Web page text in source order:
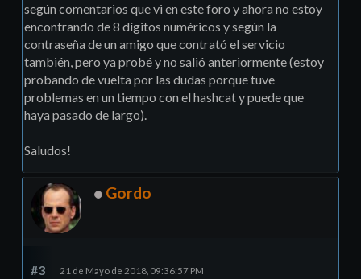
según comentarios que vi en este foro y ahora no estoy
encontrando de 8 dígitos numéricos y según la
contraseña de un amigo que contrató el servicio
también, pero ya probé y no salió anteriormente (estoy
probando de vuelta por las dudas porque tuve
problemas en un tiempo con el hashcat y puede que
haya pasado de largo).
Saludos!
Gordo
#3 21 de Mayo de 2018, 09:36:57 PM